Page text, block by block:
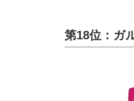
第18位：ガ